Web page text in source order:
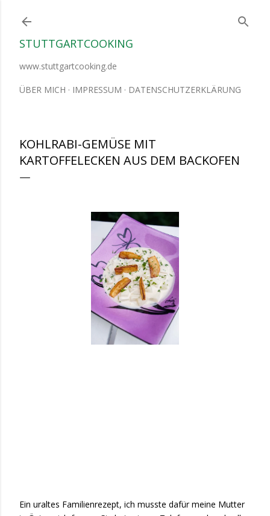
STUTTGARTCOOKING
www.stuttgartcooking.de
ÜBER MICH IMPRESSUM DATENSCHUTZERKLÄRUNG
KOHLRABI-GEMÜSE MIT
KARTOFFELECKEN AUS DEM BACKOFEN
Ein uraltes Familienrezept, ich musste dafür meine Mutter